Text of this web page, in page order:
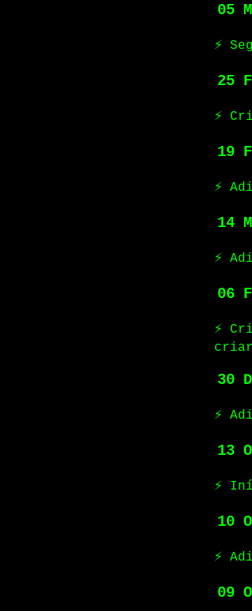
05
⚡
25
⚡
19
⚡
14
⚡
06
⚡
30
⚡
13
⚡
10
⚡
09